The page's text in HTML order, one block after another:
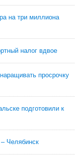
на три миллиона
налог вдвое
просрочку
подготовили к
Челябинск